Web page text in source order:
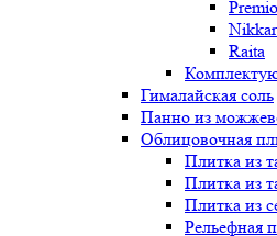
Premio
Raita
Гималайская соль
Панно из
Облицовочная
Плитка из
Плитка из
Плитка из
Рельефная